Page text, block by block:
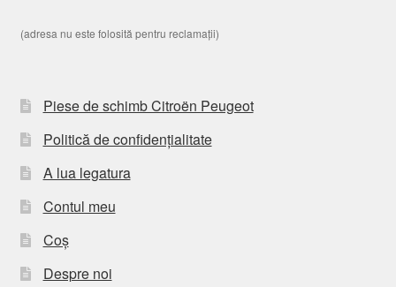
(adresa nu este folosită pentru reclamații)
Piese de schimb Citroën Peugeot
Politică de confidențialitate
A lua legatura
Contul meu
Coș
Despre noi